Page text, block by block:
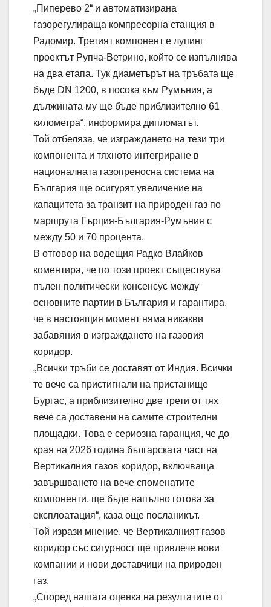
„Пиперево 2“ и автоматизирана
газорегулираща компресорна станция в
Радомир. Третият компонент е лупинг
проектът Рупча-Ветрино, който се изпълнява
на два етапа. Тук диаметърът на тръбата ще
бъде DN 1200, в посока към Румъния, а
дължината му ще бъде приблизително 61
километра“, информира дипломатът.
Той отбеляза, че изграждането на тези три
компонента и тяхното интегриране в
националната газопреносна система на
България ще осигурят увеличение на
капацитета за транзит на природен газ по
маршрута Гърция-България-Румъния с
между 50 и 70 процента.
В отговор на водещия Радко Влайков
коментира, че по този проект съществува
пълен политически консенсус между
основните партии в България и гарантира,
че в настоящия момент няма никакви
забавяния в изграждането на газовия
коридор.
„Всички тръби се доставят от Индия. Всички
те вече са пристигнали на пристанище
Бургас, а приблизително две трети от тях
вече са доставени на самите строителни
площадки. Това е сериозна гаранция, че до
края на 2026 година българската част на
Вертикалния газов коридор, включваща
завършването на вече споменатите
компоненти, ще бъде напълно готова за
експлоатация“, каза още посланикът.
Той изрази мнение, че Вертикалният газов
коридор със сигурност ще привлече нови
компании и нови доставчици на природен
газ.
„Според нашата оценка на резултатите от